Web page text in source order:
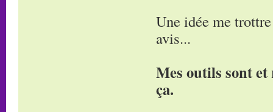
Une idée me
avis...
Mes outils sont
ça.